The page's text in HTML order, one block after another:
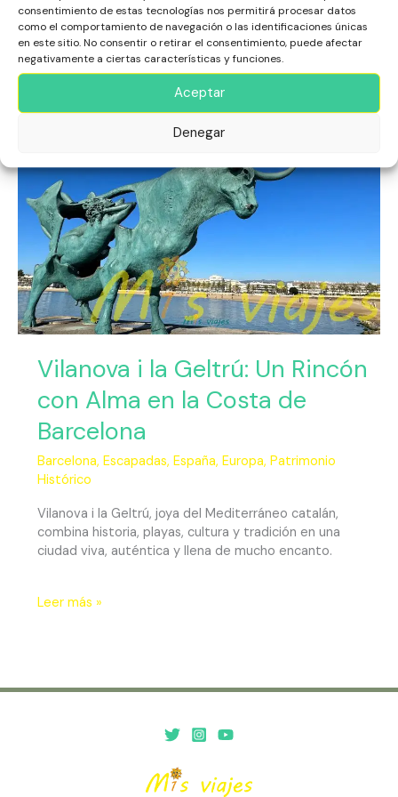
consentimiento de estas tecnologías nos permitirá procesar datos
como el comportamiento de navegación o las identificaciones únicas
en este sitio. No consentir o retirar el consentimiento, puede afectar
negativamente a ciertas características y funciones.
Aceptar
Denegar
Leer más »
Vilanova i la Geltrú: Un Rincón
con Alma en la Costa de
Barcelona
Barcelona, Escapadas, España, Europa, Patrimonio
Histórico
Vilanova i la Geltrú, joya del Mediterráneo catalán,
combina historia, playas, cultura y tradición en una
ciudad viva, auténtica y llena de mucho encanto.
Vilanova
Geltrú:
Un
Rincón
con
Alma
en
la
Costa
de
Barcelona
Leer más »